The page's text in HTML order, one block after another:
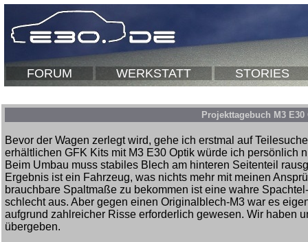
FORUM WERKSTATT STORIES
Projekttagebuch M3
Bevor der Wagen zerlegt wird, gehe ich erstmal auf
erhältlichen GFK Kits mit M3 E30 Optik würde ich persönlich
Beim Umbau muss stabiles Blech am hinteren Seitenteil
Ergebnis ist ein Fahrzeug, was nichts mehr mit meinen
brauchbare Spaltmaße zu bekommen ist eine wahre
schlecht aus. Aber gegen einen Originalblech-M3 war es
aufgrund zahlreicher Risse erforderlich gewesen. Wir haben
übergeben.